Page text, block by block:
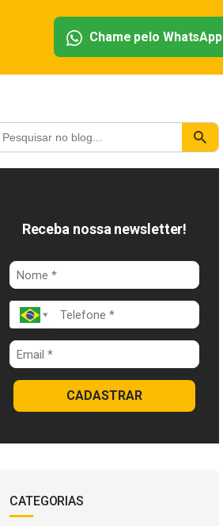
Chame pelo WhatsApp
Receba nossa newsletter!
CADASTRAR
CATEGORIAS